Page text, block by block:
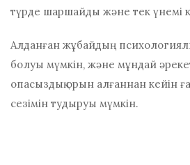
түрде шаршайды және тек үнемі
Алданған жұбайдың
болуы мүмкін, және мұндай
опасыздық орын алғаннан кейін
сезімін тудыруы мүмкін.